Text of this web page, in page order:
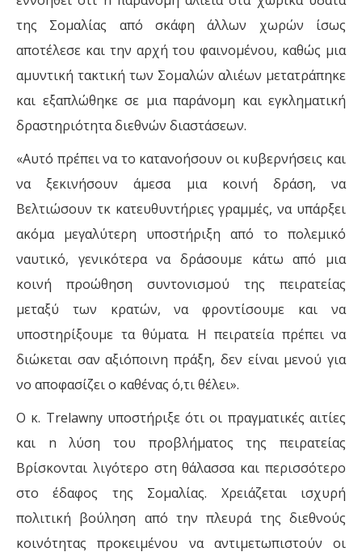
της Σομαλίας από σκάφη άλλων χωρών ίσως
αποτέλεσε και την αρχή του φαινομένου, καθώς µια
αμυντική τακτική των Σομαλών αλιέων μετατράπηκε
και εξαπλώθηκε σε µια παράνομη και εγκληματική
δραστηριότητα διεθνών διαστάσεων.
«Αυτό πρέπει να το κατανοήσουν οι κυβερνήσεις και
να ξεκινήσουν άμεσα µια κοινή δράση, να
Βελτιώσουν τκ κατευθυντήριες γραμμές, να υπάρξει
ακόμα μεγαλύτερη υποστήριξη από το πολεμικό
ναυτικό, γενικότερα να δράσουμε κάτω από µια
κοινή προώθηση συντονισμού της πειρατείας
μεταξύ των κρατών, να φροντίσουμε και να
υποστηρίξουμε τα θύματα. Η πειρατεία πρέπει να
διώκεται σαν αξιόποινη πράξη, δεν είναι μενού για
νο αποφασίζει ο καθένας ό,τι θέλει».
Ο κ. Trelawny υποστήριξε ότι οι πραγματικές αιτίες
και n λύση του προβλήματος της πειρατείας
Βρίσκονται λιγότερο στη θάλασσα και περισσότερο
στο έδαφος της Σομαλίας. Χρειάζεται ισχυρή
πολιτική βούληση από την πλευρά της διεθνούς
κοινότητας προκειμένου να αντιμετωπιστούν οι